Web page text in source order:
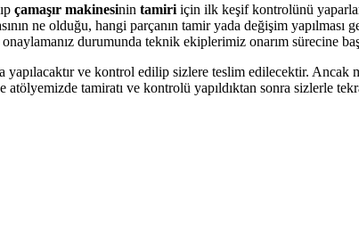
çamaşır makinesinin tamiri için ilk keşif kontrolünü
ne olduğu, hangi parçanın tamir yada değişim
durumunda teknik ekiplerimiz onarım sürecine
ve kontrol edilip sizlere teslim edilecektir. Ancak
tamiratı ve kontrolü yapıldıktan sonra sizlerle